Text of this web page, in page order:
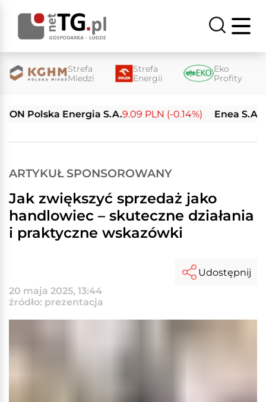
Strefa
Miedzi
Strefa
Energii
Eko
Profity
Energia S.A.9.09 PLN (-0.14%) Enea S.A.20.18
ARTYKUŁ SPONSOROWANY
Jak zwiększyć sprzedaż jako
handlowiec – skuteczne działania
i praktyczne wskazówki
20 maja 2025, 13:44
źródło: prezentacja
Udostępnij